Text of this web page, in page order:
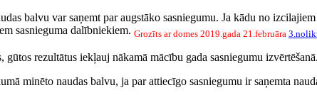
balvu var saņemt par augstāko sasniegumu. Ja kādu no
sasnieguma dalībniekiem. Grozīts ar domes 2019.gada 21.februāra
rezultātus iekļauj nākamā mācību gada sasniegumu izvērtēšanā.
minēto naudas balvu, ja par attiecīgo sasniegumu ir saņemta